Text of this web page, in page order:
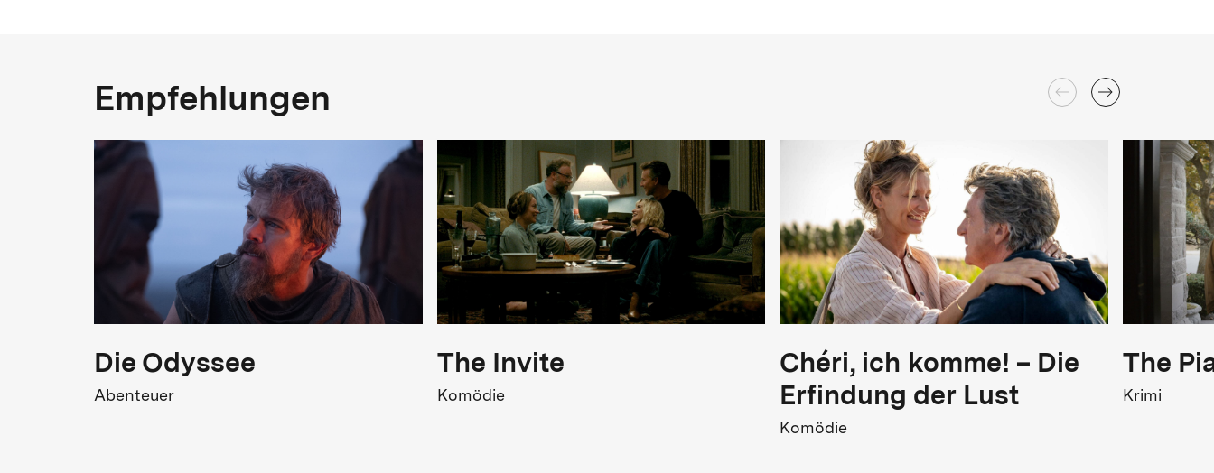
Science Fiction, Drama
Gewalt, Selbstschädigung, Verletzung
Originaltitel
狂野时代
Kinostart
25.06.2026
Empfehlungen
Die Odyssee
Abenteuer
The Invite
Komödie
Chéri, ich komme! – Die
Erfindung der Lust
Komödie
The
Krimi